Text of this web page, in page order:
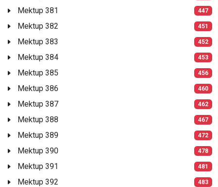
Mektup 381 447
Mektup 382 451
Mektup 383 452
Mektup 384 453
Mektup 385 456
Mektup 386 460
Mektup 387 462
Mektup 388 467
Mektup 389 472
Mektup 390 478
Mektup 391 481
Mektup 392 483